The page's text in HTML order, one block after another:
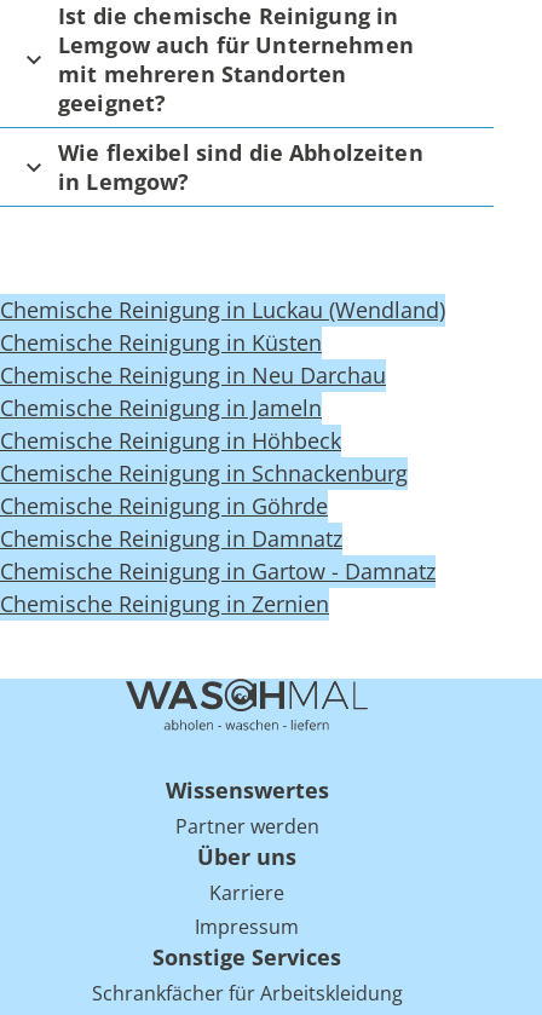
Ist die chemische Reinigung in
Lemgow auch für Unternehmen
mit mehreren Standorten
geeignet?
Wie flexibel sind die Abholzeiten
in Lemgow?
Chemische Reinigung in Luckau (Wendland)
Chemische Reinigung in Küsten
Chemische Reinigung in Neu Darchau
Chemische Reinigung in Jameln
Chemische Reinigung in Höhbeck
Chemische Reinigung in Schnackenburg
Chemische Reinigung in Göhrde
Chemische Reinigung in Damnatz
Chemische Reinigung in Gartow - Damnatz
Chemische Reinigung in Zernien
Wissenswertes
Partner werden
Über uns
Karriere
Impressum
Sonstige Services
Schrankfächer für Arbeitskleidung